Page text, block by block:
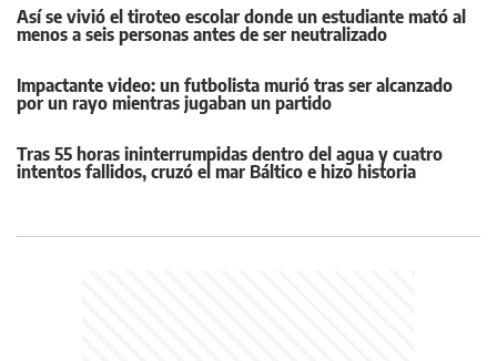
Así se vivió el tiroteo escolar donde un estudiante mató al
menos a seis personas antes de ser neutralizado
Impactante video: un futbolista murió tras ser alcanzado
por un rayo mientras jugaban un partido
Tras 55 horas ininterrumpidas dentro del agua y cuatro
intentos fallidos, cruzó el mar Báltico e hizo historia